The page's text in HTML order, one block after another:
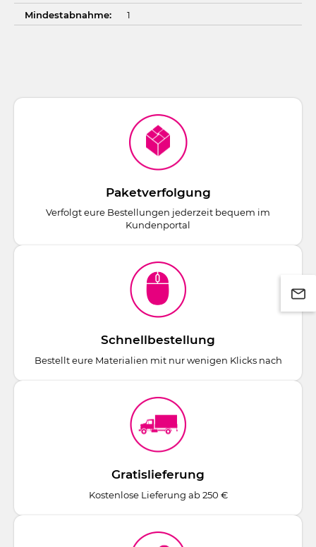
Mindestabnahme:
1
Paketverfolgung
Verfolgt eure Bestellungen jederzeit bequem im
Kundenportal
Schnellbestellung
Bestellt eure Materialien mit nur wenigen Klicks nach
Gratislieferung
Kostenlose Lieferung ab 250 €